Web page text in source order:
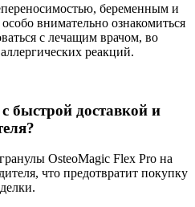
беременным и
внимательно ознакомиться
с лечащим врачом, во
реакций.
быстрой доставкой и
OsteoMagic Flex Pro на
что предотвратит покупку